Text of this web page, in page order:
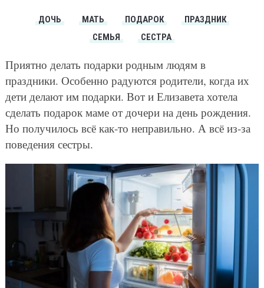
ДОЧЬ МАТЬ ПОДАРОК
ПРАЗДНИК
СЕМЬЯ
СЕСТРА
Приятно делать подарки родным людям в
праздники. Особенно радуются родители, когда их
дети делают им подарки. Вот и Елизавета хотела
сделать подарок маме от дочери на день рождения.
Но получилось всё как-то неправильно. А всё из-за
поведения сестры.